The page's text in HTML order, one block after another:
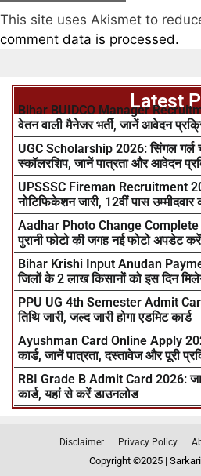
This site uses Akismet to
comment data is processed.
Latest
Bihar BUIDCO Manager
वेतन वाली मैनेजर भर्ती, जानें आवेदन
UGC Scholarship 2026: सिंगल गर्ल
स्कॉलरशिप, जानें पात्रता और आवेदन
UPSSSC Fireman Recruitment
नोटिफिकेशन जारी, 12वीं पास
Aadhar Photo Change Complete
पुरानी फोटो की जगह नई फोटो अपडेट
Bihar Krishi Input Anudan
जिलों के 2 लाख किसानों को इस दिन
PPU UG 4th Semester Admit
तिथि जारी, जल्द जारी होगा एडमिट कार्ड
Ayushman Card Online Apply
कार्ड, जानें पात्रता, दस्तावेज और पूरी
RBI Grade B Admit Card 2026:
कार्ड, यहां से करें डाउनलोड
Disclaimer Privacy Policy
Copyright ©2025 |